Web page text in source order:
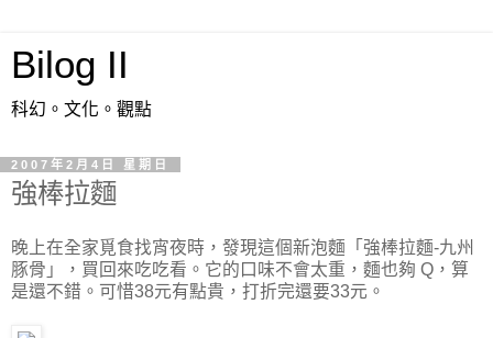
Bilog II
科幻。文化。觀點
2007年2月4日 星期日
強棒拉麵
晚上在全家覓食找宵夜時，發現這個新泡麵「強棒拉麵-九州
豚骨」，買回來吃吃看。它的口味不會太重，麵也夠 Q，算
是還不錯。可惜38元有點貴，打折完還要33元。